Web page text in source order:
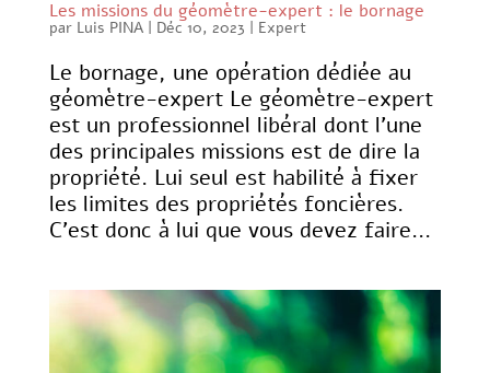
Les missions du géomètre-expert : le bornage
par Luis PINA| Déc 10, 2023 | Expert
Le bornage, une opération dédiée au
géomètre-expert Le géomètre-expert
est un professionnel libéral dont l’une
des principales missions est de dire la
propriété. Lui seul est habilité à fixer
les limites des propriétés foncières.
C’est donc à lui que vous devez faire...